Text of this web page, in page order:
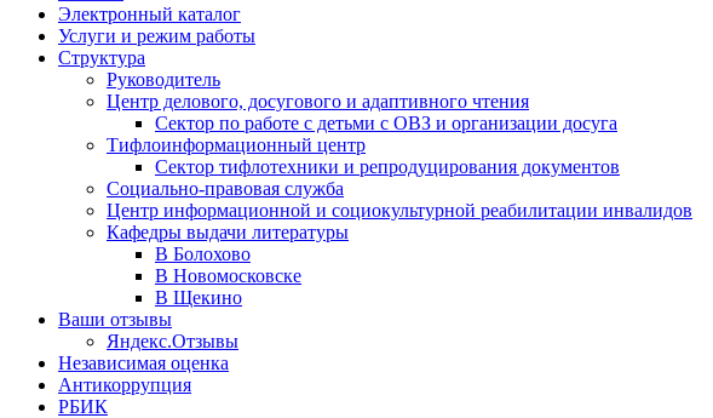
Электронный каталог
Услуги и режим работы
Структура
Руководитель
Центр делового, досугового и адаптивного чтения
Сектор по работе с детьми с ОВЗ и организации досуга
Тифлоинформационный центр
Сектор тифлотехники и репродуцирования документов
Социально-правовая служба
Центр информационной и социокультурной реабилитации инвалидов
Кафедры выдачи литературы
В Болохово
В Новомосковске
В Щекино
Ваши отзывы
Яндекс.Отзывы
Независимая оценка
Антикоррупция
РБИК